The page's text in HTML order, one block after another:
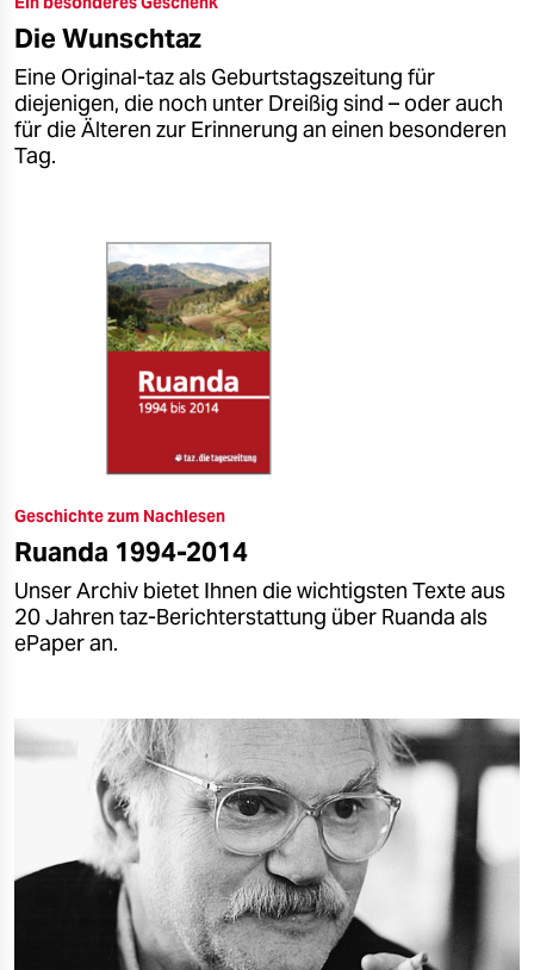
epaper login
Die Wunschtaz
Eine Original-taz als Geburtstagszeitung für
diejenigen, die noch unter Dreißig sind – oder auch
für die Älteren zur Erinnerung an einen besonderen
Tag.
Geschichte zum Nachlesen
Ruanda 1994-2014
Unser Archiv bietet Ihnen die wichtigsten Texte aus
20 Jahren taz-Berichterstattung über Ruanda als
ePaper an.